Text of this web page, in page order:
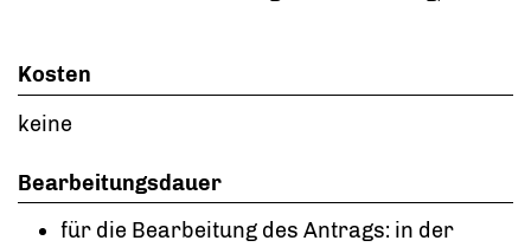
Kosten
keine
Bearbeitungsdauer
für die Bearbeitung des Antrags: in der